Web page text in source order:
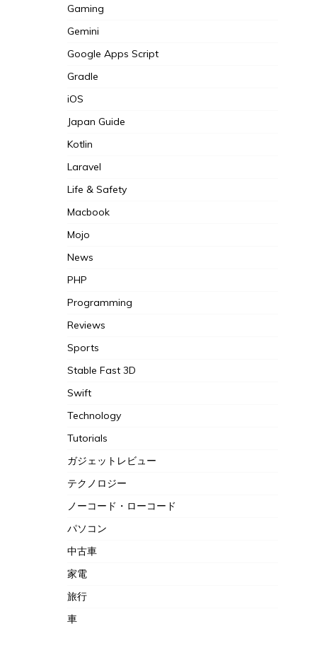
Gaming
Gemini
Google Apps Script
Gradle
iOS
Japan Guide
Kotlin
Laravel
Life & Safety
Macbook
Mojo
News
PHP
Programming
Reviews
Sports
Stable Fast 3D
Swift
Technology
Tutorials
ガジェットレビュー
テクノロジー
ノーコード・ローコード
パソコン
中古車
家電
旅行
車